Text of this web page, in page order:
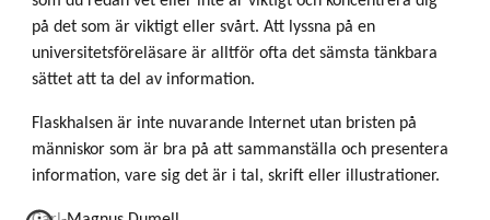
på det som är viktigt eller svårt. Att lyssna på en
universitetsföreläsare är alltför ofta det sämsta tänkbara
sättet att ta del av information.
Flaskhalsen är inte nuvarande Internet utan bristen på
människor som är bra på att sammanställa och presentera
information, vare sig det är i tal, skrift eller illustrationer.